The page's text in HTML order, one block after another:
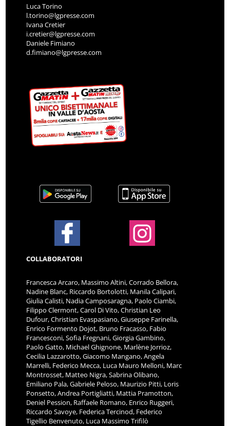
Luca Torino
l.torino@lgpresse.com
Ivana Cretier
i.cretier@lgpresse.com
Daniele Fimiano
d.fimiano@lgpresse.com
COLLABORATORI
Francesca Arcaro, Massimo Altini, Corrado Bellora,
Nadine Blanc, Riccardo Bortolotti, Manila Calipari,
Giulia Calisti, Nadia Camposaragna, Paolo Ciambi,
Filippo Clermont, Carol Di Vito, Christian Leo
Dufour, Christian Evaspasiano, Giuseppe Farinella,
Enrico Formento Dojot, Bruno Fracasso, Fabio
Francesconi, Sofia Fregnani, Giorgia Gambino,
Paolo Gatto, Michael Ghignone, Marlène Jorrioz,
Cecilia Lazzarotto, Giacomo Mangano, Angela
Marrelli, Federico Mecca, Luca Mauro Melloni, Marc
Montrosset, Matteo Nigra, Sabrina Olibano,
Emiliano Pala, Gabriele Peloso, Maurizio Pitti, Loris
Ponsetto, Andrea Portigliatti, Mattia Pramotton,
Deniel Pession, Raffaele Romano, Enrico Ruggeri,
Riccardo Savoye, Federica Tercinod, Federico
Tigellio Benvenuto, Luca Massimo Trifilò